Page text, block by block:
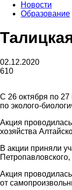
«Районные
вести»
Новости
Образование
02.12.2020
610
C 26 октября по
по эколого-
Акция
хозяйства
B акции приняли
Акция
от